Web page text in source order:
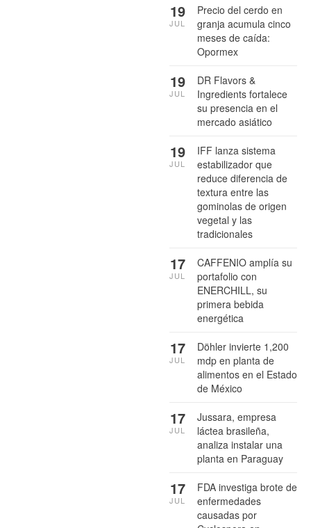
Precio del cerdo en
granja acumula cinco
meses de caída:
Opormex
19
JUL
DR Flavors &
Ingredients fortalece
su presencia en el
mercado asiático
19
JUL
IFF lanza sistema
estabilizador que
reduce diferencia de
textura entre las
gominolas de origen
vegetal y las
tradicionales
19
JUL
CAFFENIO amplía su
portafolio con
ENERCHILL, su
primera bebida
energética
17
JUL
Döhler invierte 1,200
mdp en planta de
alimentos en el Estado
de México
17
JUL
Jussara, empresa
láctea brasileña,
analiza instalar una
planta en Paraguay
17
JUL
FDA investiga brote de
enfermedades
causadas por
17
JUL